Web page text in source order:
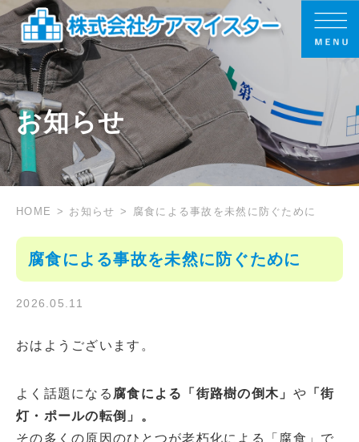
お知らせ
HOME お知らせ 腐食による事故を未然に防ぐために
腐食による事故を未然に防ぐために
2026.05.11
おはようございます。
よく話題になる 腐食による「街路樹の倒木」 や 「街
灯・ポールの転倒」。
その多くの原因のひとつが老朽化による「腐食」で